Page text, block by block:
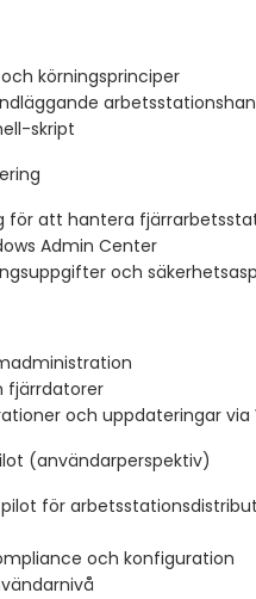
körningsprinciper
skript
för att hantera
Admin Center
och
fjärrdatorer
och uppdateringar via
(användarperspektiv)
för
och konfiguration